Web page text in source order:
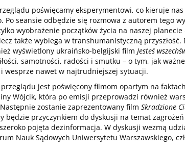
poświęcamy eksperymentowi, co kieruje
Po seansie odbędzie się rozmowa z autorem tego
wyobrażenie początków życia na naszej
także wybiega w transhumanistyczną
wyświetlony ukraińsko-belgijski film Jesteś
samotności, radości i smutku – o tym, jak
wesprze nawet w najtrudniejszej sytuacji.
jest poświęcony filmom opartym na
Wójcik, która po emisji przeprowadzi również
zostanie zaprezentowany film Skradzione
będzie przyczynkiem do dyskusji na temat
pojęta dezinformacja. W dyskusji wezmą
Nauk Sądowych Uniwersytetu Warszawskiego,